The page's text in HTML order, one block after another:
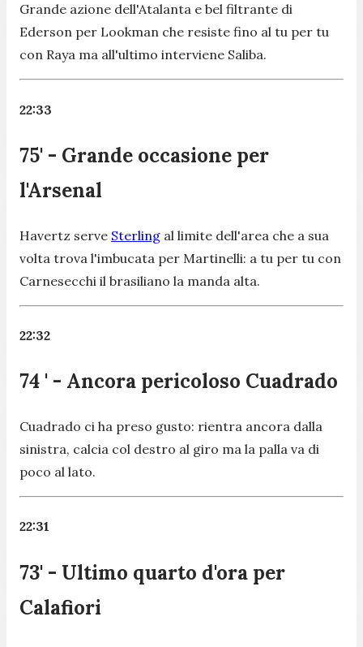
Grande azione dell'Atalanta e bel filtrante di
Ederson per Lookman che resiste fino al tu per tu
con Raya ma all'ultimo interviene Saliba.
22:33
75' - Grande occasione per
l'Arsenal
Havertz serve Sterling al limite dell'area che a sua
volta trova l'imbucata per Martinelli: a tu per tu con
Carnesecchi il brasiliano la manda alta.
22:32
74 ' - Ancora pericoloso Cuadrado
Cuadrado ci ha preso gusto: rientra ancora dalla
sinistra, calcia col destro al giro ma la palla va di
poco al lato.
22:31
73' - Ultimo quarto d'ora per
Calafiori